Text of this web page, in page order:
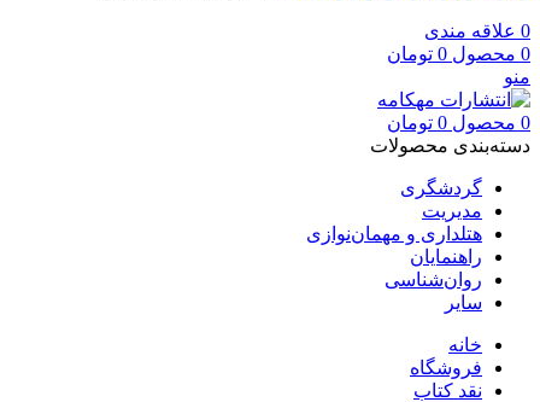
0 علاقه مندی
0 محصول 0 تومان
منو
0 محصول 0 تومان
دسته‌بندی محصولات
گردشگری
مدیریت
هتلداری و مهمان‌نوازی
راهنمایان
روان‌شناسی
سایر
خانه
فروشگاه
نقد کتاب